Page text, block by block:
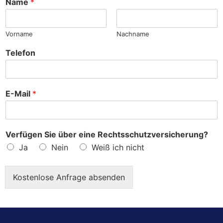
e
Name *
Vorname Nachname
Telefon
E-Mail *
Verfügen Sie über eine Rechtsschutzversicherung?
Ja
Nein Weiß ich nicht
Kostenlose Anfrage absenden